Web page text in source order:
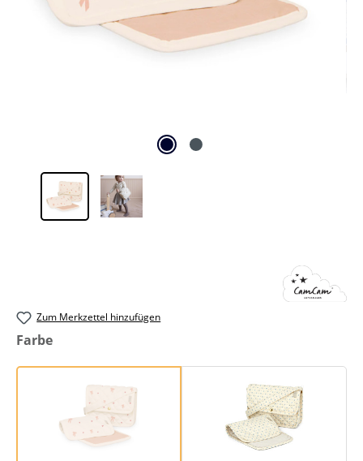
Zum Merkzettel hinzufügen
auswählen
Farbe
Bows
(Diese Option ist zurzeit nicht verfügbar.)
Capri